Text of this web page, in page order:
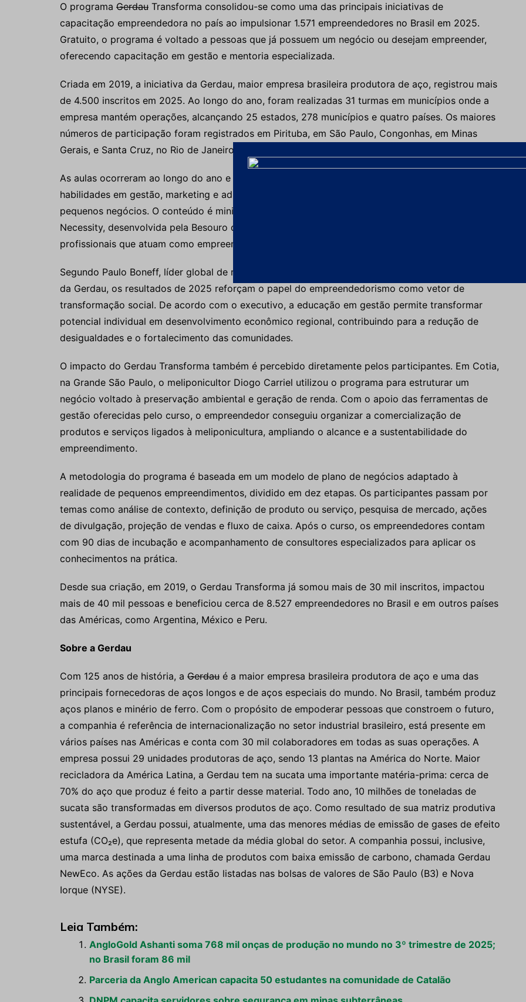
O programa Gerdau Transforma consolidou-se como uma das principais iniciativas de
capacitação empreendedora no país ao impulsionar 1.571 empreendedores no Brasil em 2025.
Gratuito, o programa é voltado a pessoas que já possuem um negócio ou desejam empreender,
oferecendo capacitação em gestão e mentoria especializada.
Criada em 2019, a iniciativa da Gerdau, maior empresa brasileira produtora de aço, registrou mais
de 4.500 inscritos em 2025. Ao longo do ano, foram realizadas 31 turmas em municípios onde a
empresa mantém operações, alcançando 25 estados, 278 municípios e quatro países. Os maiores
números de participação foram registrados em Pirituba, em São Paulo, Congonhas, em Minas
Gerais, e Santa Cruz, no Rio de Janeiro.
As aulas ocorreram ao longo do ano e permitiram que os participantes desenvolvessem
habilidades em gestão, marketing e administração, com foco na estruturação e formalização de
pequenos negócios. O conteúdo é ministrado por instrutores formados na metodologia By
Necessity, desenvolvida pela Besouro de Fomento Social, parceira da Gerdau no projeto, além de
profissionais que atuam como empreendedores.
Segundo Paulo Boneff, líder global de responsabilidade social e desenvolvimento organizacional
da Gerdau, os resultados de 2025 reforçam o papel do empreendedorismo como vetor de
transformação social. De acordo com o executivo, a educação em gestão permite transformar
potencial individual em desenvolvimento econômico regional, contribuindo para a redução de
desigualdades e o fortalecimento das comunidades.
O impacto do Gerdau Transforma também é percebido diretamente pelos participantes. Em Cotia,
na Grande São Paulo, o meliponicultor Diogo Carriel utilizou o programa para estruturar um
negócio voltado à preservação ambiental e geração de renda. Com o apoio das ferramentas de
gestão oferecidas pelo curso, o empreendedor conseguiu organizar a comercialização de
produtos e serviços ligados à meliponicultura, ampliando o alcance e a sustentabilidade do
empreendimento.
A metodologia do programa é baseada em um modelo de plano de negócios adaptado à
realidade de pequenos empreendimentos, dividido em dez etapas. Os participantes passam por
temas como análise de contexto, definição de produto ou serviço, pesquisa de mercado, ações
de divulgação, projeção de vendas e fluxo de caixa. Após o curso, os empreendedores contam
com 90 dias de incubação e acompanhamento de consultores especializados para aplicar os
conhecimentos na prática.
Desde sua criação, em 2019, o Gerdau Transforma já somou mais de 30 mil inscritos, impactou
mais de 40 mil pessoas e beneficiou cerca de 8.527 empreendedores no Brasil e em outros países
das Américas, como Argentina, México e Peru.
Sobre a Gerdau
Com 125 anos de história, a Gerdau é a maior empresa brasileira produtora de aço e uma das
principais fornecedoras de aços longos e de aços especiais do mundo. No Brasil, também produz
aços planos e minério de ferro. Com o propósito de empoderar pessoas que constroem o futuro,
a companhia é referência de internacionalização no setor industrial brasileiro, está presente em
vários países nas Américas e conta com 30 mil colaboradores em todas as suas operações. A
empresa possui 29 unidades produtoras de aço, sendo 13 plantas na América do Norte. Maior
recicladora da América Latina, a Gerdau tem na sucata uma importante matéria-prima: cerca de
70% do aço que produz é feito a partir desse material. Todo ano, 10 milhões de toneladas de
sucata são transformadas em diversos produtos de aço. Como resultado de sua matriz produtiva
sustentável, a Gerdau possui, atualmente, uma das menores médias de emissão de gases de efeito
estufa (CO₂e), que representa metade da média global do setor. A companhia possui, inclusive,
uma marca destinada a uma linha de produtos com baixa emissão de carbono, chamada Gerdau
NewEco. As ações da Gerdau estão listadas nas bolsas de valores de São Paulo (B3) e Nova
Iorque (NYSE).
Leia Também:
AngloGold Ashanti soma 768 mil onças de produção no mundo no 3º trimestre de 2025;
no Brasil foram 86 mil
Parceria da Anglo American capacita 50 estudantes na comunidade de Catalão